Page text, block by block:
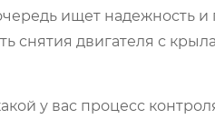
ищет надежность и
снятия двигателя с
у вас процесс